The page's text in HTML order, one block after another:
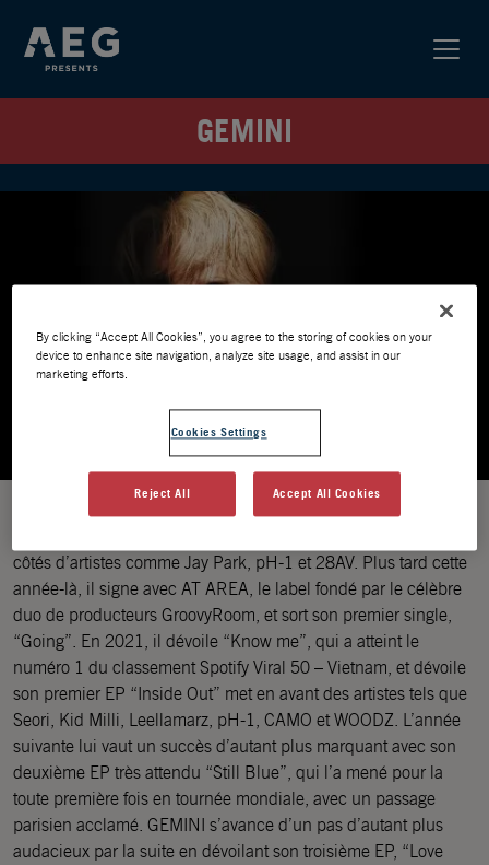
GEMINI
GEMINI a d’abord fait sa marque sur la scène musicale grâce à
côtés d’artistes comme Jay Park, pH-1 et 28AV. Plus tard cette
année-là, il signe avec AT AREA, le label fondé par le célèbre
duo de producteurs GroovyRoom, et sort son premier single,
“Going”. En 2021, il dévoile “Know me”, qui a atteint le
numéro 1 du classement Spotify Viral 50 – Vietnam, et dévoile
son premier EP “Inside Out” met en avant des artistes tels que
Seori, Kid Milli, Leellamarz, pH-1, CAMO et WOODZ. L’année
suivante lui vaut un succès d’autant plus marquant avec son
deuxième EP très attendu “Still Blue”, qui l’a mené pour la
toute première fois en tournée mondiale, avec un passage
parisien acclamé. GEMINI s’avance d’un pas d’autant plus
audacieux par la suite en dévoilant son troisième EP, “Love
By clicking “Accept All Cookies”, you agree to the storing of cookies on your
device to enhance site navigation, analyze site usage, and assist in our
marketing efforts.
Cookies Settings
Reject All Accept All Cookies